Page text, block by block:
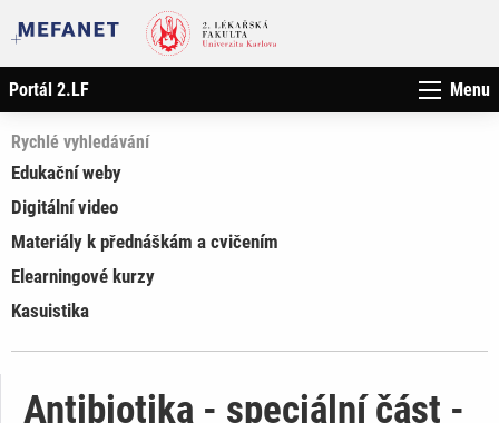
Portál 2.LF Menu
Rychlé vyhledávání
Edukační weby
Digitální video
Materiály k přednáškám a cvičením
Elearningové kurzy
Kasuistika
Antibiotika - speciální část -